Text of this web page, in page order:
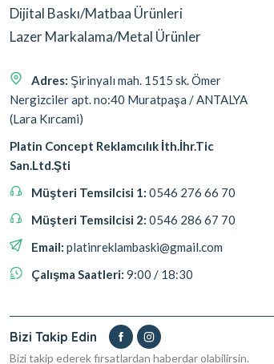
Dijital Baskı/Matbaa Ürünleri
Lazer Markalama/Metal Ürünler
Adres: Şirinyalı mah. 1515 sk. Ömer
Nergizciler apt. no:40 Muratpaşa / ANTALYA
(Lara Kırcami)
Platin Concept Reklamcılık İth.İhr.Tic
San.Ltd.Şti
Müşteri Temsilcisi 1: 0546 276 66 70
Müşteri Temsilcisi 2: 0546 286 67 70
Email: platinreklambaski@gmail.com
Çalışma Saatleri: 9:00 / 18:30
Bizi Takip Edin
Bizi takip ederek fırsatlardan haberdar olabilirsin.